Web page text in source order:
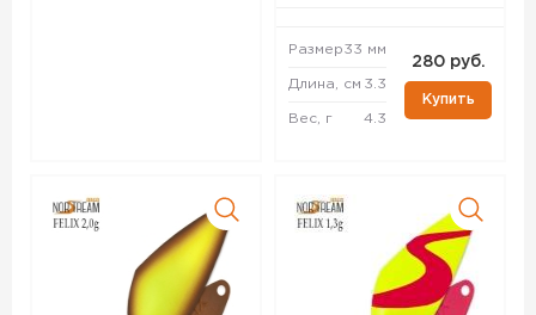
Размер33 мм
Длина, см 3.3
Вес, г 4.3
280 руб.
Купить